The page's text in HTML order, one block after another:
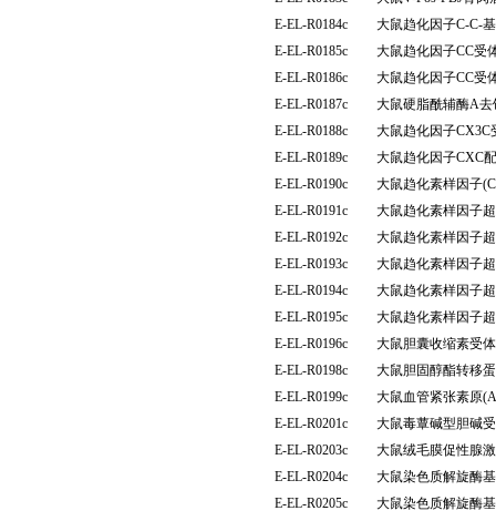
E-EL-R0184c
大鼠趋化因子C-C-
E-EL-R0185c
大鼠趋化因子CC受
E-EL-R0186c
大鼠趋化因子CC受
E-EL-R0187c
大鼠硬脂酰辅酶A
E-EL-R0188c
大鼠趋化因子CX3C
E-EL-R0189c
大鼠趋化因子CXC
E-EL-R0190c
大鼠趋化素样因子
E-EL-R0191c
大鼠趋化素样因子
E-EL-R0192c
大鼠趋化素样因子
E-EL-R0193c
大鼠趋化素样因子
E-EL-R0194c
大鼠趋化素样因子
E-EL-R0195c
大鼠趋化素样因子
E-EL-R0196c
大鼠胆囊收缩素受
E-EL-R0198c
大鼠胆固醇酯转移
E-EL-R0199c
大鼠血管紧张素原
E-EL-R0201c
大鼠毒蕈碱型胆碱
E-EL-R0203c
大鼠绒毛膜促性腺
E-EL-R0204c
大鼠染色质解旋酶
E-EL-R0205c
大鼠染色质解旋酶